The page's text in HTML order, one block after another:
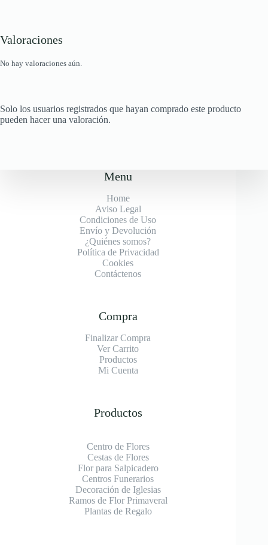
Valoraciones
No hay valoraciones aún.
Solo los usuarios registrados que hayan comprado este producto
pueden hacer una valoración.
Menu
Home
Aviso Legal
Condiciones de Uso
Envío y Devolución
¿Quiénes somos?
Política de Privacidad
Cookies
Contáctenos
Compra
Finalizar Compra
Ver Carrito
Productos
Mi Cuenta
Productos
Centro de Flores
Cestas de Flores
Flor para Salpicadero
Centros Funerarios
Decoración de Iglesias
Ramos de Flor Primaveral
Plantas de Regalo